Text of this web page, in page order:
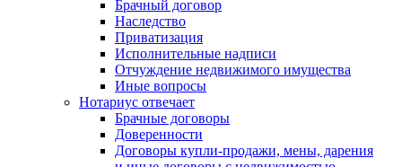
Брачный договор
Наследство
Приватизация
Исполнительные надписи
Отчуждение недвижимого имущества
Иные вопросы
Нотариус отвечает
Брачные договоры
Доверенности
Договоры купли-продажи, мены, дарения